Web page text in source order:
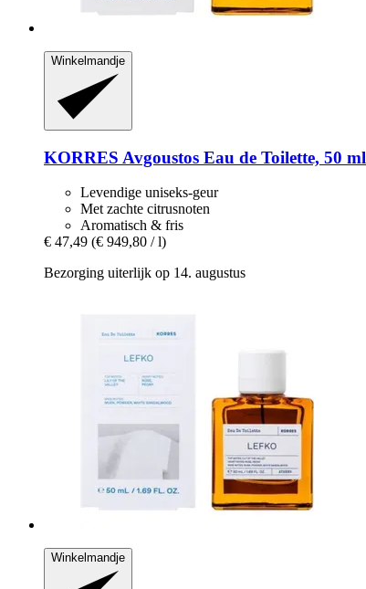
Winkelmandje
KORRES Avgoustos Eau de Toilette, 50 ml
Levendige uniseks-geur
Met zachte citrusnoten
Aromatisch & fris
€ 47,49 (€ 949,80 / l)
Bezorging uiterlijk op 14. augustus
Winkelmandje